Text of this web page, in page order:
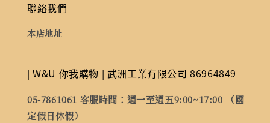
聯絡我們
本店地址
| W&U 你我購物 | 武洲工業有限公司 86964849
05-7861061 客服時間：週一至週五9:00~17:00 （國
定假日休假）